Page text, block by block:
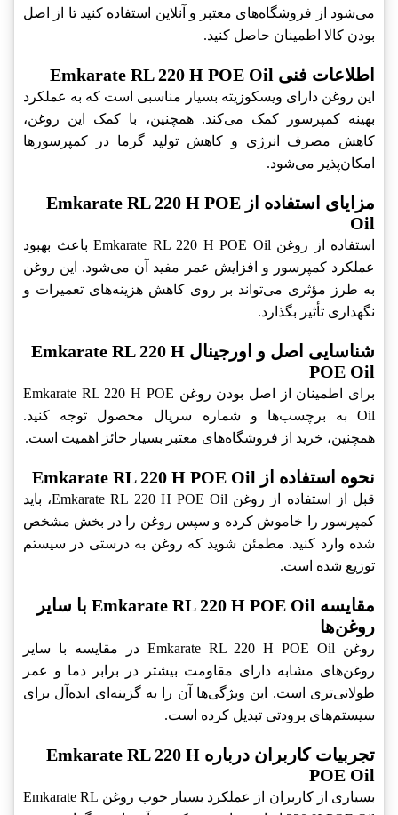
می‌شود از فروشگاه‌های معتبر و آنلاین استفاده کنید تا از اصل
بودن کالا اطمینان حاصل کنید.
اطلاعات فنی Emkarate RL 220 H POE Oil
این روغن دارای ویسکوزیته بسیار مناسبی است که به عملکرد
بهینه کمپرسور کمک می‌کند. همچنین، با کمک این روغن،
کاهش مصرف انرژی و کاهش تولید گرما در کمپرسور‌ها
امکان‌پذیر می‌شود.
مزایای استفاده از Emkarate RL 220 H POE
Oil
استفاده از روغن Emkarate RL 220 H POE Oil باعث بهبود
عملکرد کمپرسور و افزایش عمر مفید آن می‌شود. این روغن
به طرز مؤثری می‌تواند بر روی کاهش هزینه‌های تعمیرات و
نگهداری تأثیر بگذارد.
شناسایی اصل و اورجینال Emkarate RL 220 H
POE Oil
برای اطمینان از اصل بودن روغن Emkarate RL 220 H POE
Oil به برچسب‌ها و شماره سریال محصول توجه کنید.
همچنین، خرید از فروشگاه‌های معتبر بسیار حائز اهمیت است.
نحوه استفاده از Emkarate RL 220 H POE Oil
قبل از استفاده از روغن Emkarate RL 220 H POE Oil، باید
کمپرسور را خاموش کرده و سپس روغن را در بخش مشخص
شده وارد کنید. مطمئن شوید که روغن به درستی در سیستم
توزیع شده است.
مقایسه Emkarate RL 220 H POE Oil با سایر
روغن‌ها
روغن Emkarate RL 220 H POE Oil در مقایسه با سایر
روغن‌های مشابه دارای مقاومت بیشتر در برابر دما و عمر
طولانی‌تری است. این ویژگی‌ها آن را به گزینه‌ای ایده‌آل برای
سیستم‌های برودتی تبدیل کرده است.
تجربیات کاربران درباره Emkarate RL 220 H
POE Oil
بسیاری از کاربران از عملکرد بسیار خوب روغن Emkarate RL